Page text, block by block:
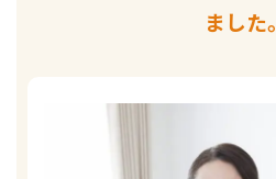
ました。